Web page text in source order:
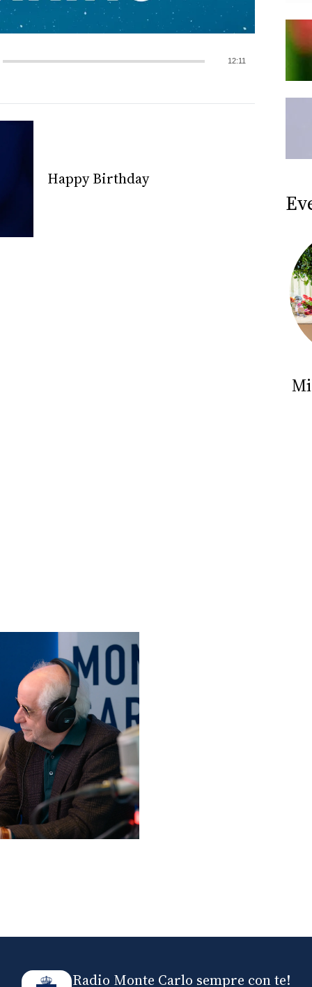
12:11
Happy Birthday
Radio Monte Carlo sempre con te!